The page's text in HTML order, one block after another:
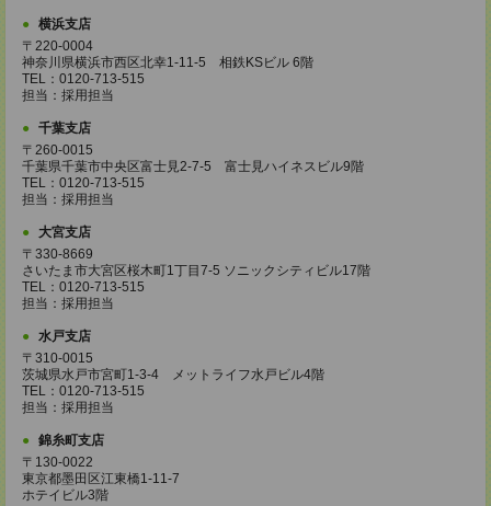
横浜支店
〒220-0004
神奈川県横浜市西区北幸1-11-5 相鉄KSビル 6階
TEL：0120-713-515
担当：採用担当
千葉支店
〒260-0015
千葉県千葉市中央区富士見2-7-5 富士見ハイネスビル9階
TEL：0120-713-515
担当：採用担当
大宮支店
〒330-8669
さいたま市大宮区桜木町1丁目7-5 ソニックシティビル17階
TEL：0120-713-515
担当：採用担当
水戸支店
〒310-0015
茨城県水戸市宮町1-3-4 メットライフ水戸ビル4階
TEL：0120-713-515
担当：採用担当
錦糸町支店
〒130-0022
東京都墨田区江東橋1-11-7
ホテイビル3階